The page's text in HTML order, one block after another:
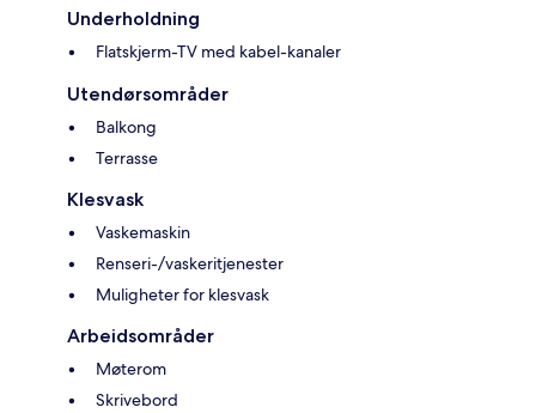
Underholdning
Flatskjerm-TV med kabel-kanaler
Utendørsområder
Balkong
Terrasse
Klesvask
Vaskemaskin
Renseri-/vaskeritjenester
Muligheter for klesvask
Arbeidsområder
Møterom
Skrivebord